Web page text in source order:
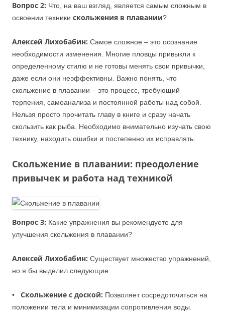
Вопрос 2: Что, на ваш взгляд, является самым сложным в
освоении техники скольжения в плавании?
Алексей Лихобабин: Самое сложное – это осознание
необходимости изменения. Многие пловцы привыкли к
определенному стилю и не готовы менять свои привычки,
даже если они неэффективны. Важно понять, что
скольжение в плавании – это процесс, требующий
терпения, самоанализа и постоянной работы над собой.
Нельзя просто прочитать главу в книге и сразу начать
скользить как рыба. Необходимо внимательно изучать свою
технику, находить ошибки и постепенно их исправлять.
Скольжение в плавании: преодоление
привычек и работа над техникой
Вопрос 3: Какие упражнения вы рекомендуете для
улучшения скольжения в плавании?
Алексей Лихобабин: Существует множество упражнений,
но я бы выделил следующие:
• Скольжение с доской: Позволяет сосредоточиться на
положении тела и минимизации сопротивления воды.